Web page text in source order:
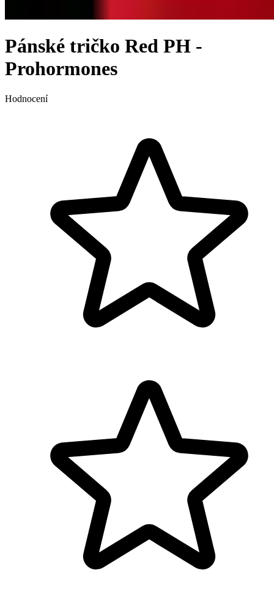
Pánské tričko Red PH -
Prohormones
Hodnocení